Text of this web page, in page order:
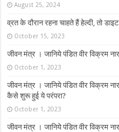
August 25, 2024
व्रत के दौरान रहना चाहते हैं हेल्दी, तो
October 15, 2023
जीवन मंत्र । जानिये पंडित वीर विक्रम
October 1, 2023
जीवन मंत्र । जानिये पंडित वीर विक्रम
कैसे शुरू हुई ये परंपरा?
October 1, 2023
जीवन मंत्र । जानिये पंडित वीर विक्रम